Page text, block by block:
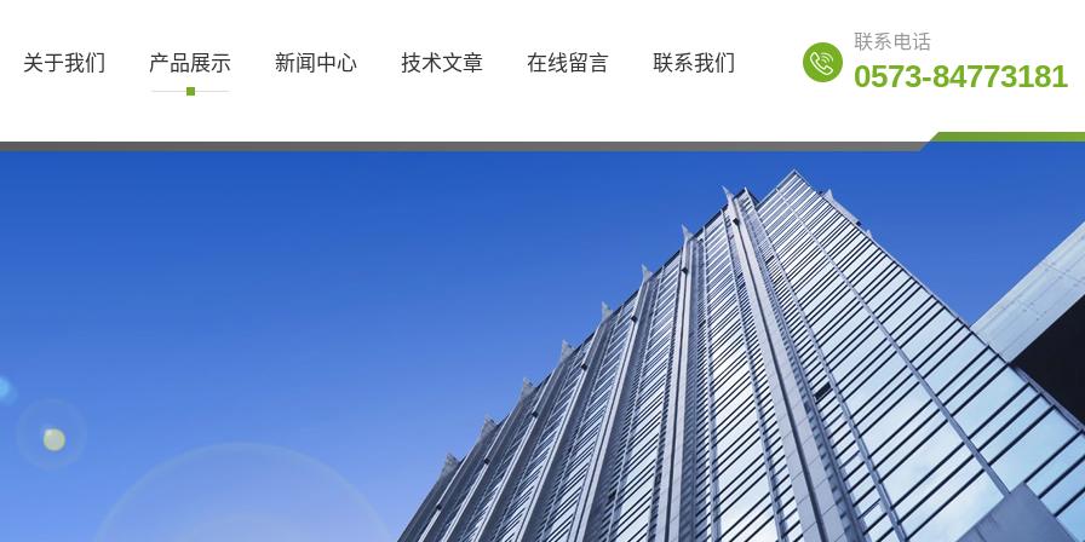
关于我们 产品展示 新闻中心 技术文章 在线留言 联系我们
联系电话
0573-84773181